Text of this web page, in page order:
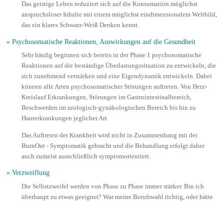
Das geistige Leben reduziert sich auf die Konsumation möglichst
anspruchsloser Inhalte mit einem möglichst eindimensionalem Weltbild,
das ein klares Schwarz-Weiß Denken kennt.
» Psychosomatische Reaktionen, Auswirkungen auf die Gesundheit
Sehr häufig beginnen sich bereits in der Phase 1 psychosomatische
Reaktionen auf die beständige Überlastungssituation zu entwickeln, die
sich zunehmend verstärken und eine Eigendynamik entwickeln. Dabei
können alle Arten psychosomatischer Störungen auftreten. Von Herz-
Kreislauf Erkrankungen, Störungen im Gastrointestinalbereich,
Beschwerden im urologisch-gynäkologischen Bereich bis hin zu
Hauterkrankungen jeglicher Art.
Das Auftreten der Krankheit wird nicht in Zusammenhang mit der
BurnOut - Symptomatik gebracht und die Behandlung erfolgt daher
auch zumeist ausschließlich symptomorientiert.
» Verzweiflung
Die Selbstzweifel werden von Phase zu Phase immer stärker. Bin ich
überhaupt zu etwas geeignet? War meine Berufswahl richtig, oder hätte